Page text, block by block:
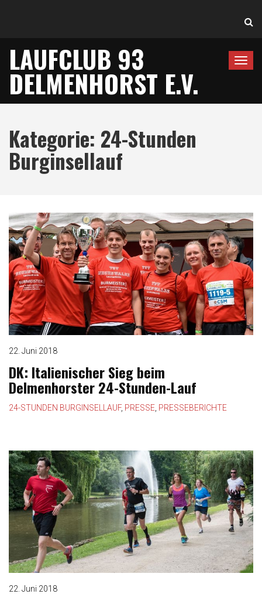
T
g
a
t
i
o
n
LAUFCLUB 93
DELMENHORST E.V.
Kategorie: 24-Stunden
Burginsellauf
22. Juni 2018
DK: Italienischer Sieg beim
Delmenhorster 24-Stunden-Lauf
24-STUNDEN BURGINSELLAUF, PRESSE PRESSEBERICHTE
22. Juni 2018